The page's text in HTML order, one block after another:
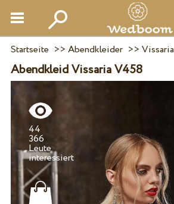
Startseite >> Abendkleider>> Vissaria
Abendkleid Vissaria V458
44
366
Leute